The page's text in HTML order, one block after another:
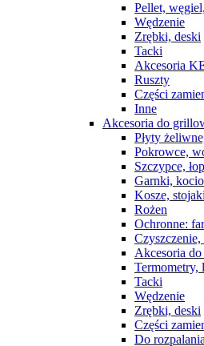
Pellet,
Wędzenie
Zrębki, deski
Tacki
Akcesoria
Ruszty
Części
Inne
Akcesoria do
Płyty
Pokrowce,
Szczypce,
Garnki,
Kosze, stojaki
Rożen
Ochronne:
Akcesoria
Termometry,
Tacki
Wędzenie
Zrębki, deski
Części
Do